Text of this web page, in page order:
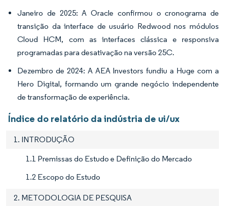
Janeiro de 2025: A Oracle confirmou o cronograma de
transição da interface de usuário Redwood nos módulos
Cloud HCM, com as interfaces clássica e responsiva
programadas para desativação na versão 25C.
Dezembro de 2024: A AEA Investors fundiu a Huge com a
Hero Digital, formando um grande negócio independente
de transformação de experiência.
Índice do relatório da indústria de ui/ux
1. INTRODUÇÃO
1.1 Premissas do Estudo e Definição do Mercado
1.2 Escopo do Estudo
2. METODOLOGIA DE PESQUISA